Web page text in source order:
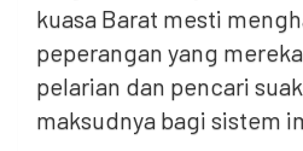
kuasa Barat mesti
peperangan yang
pelarian dan pencari
maksudnya bagi sistem